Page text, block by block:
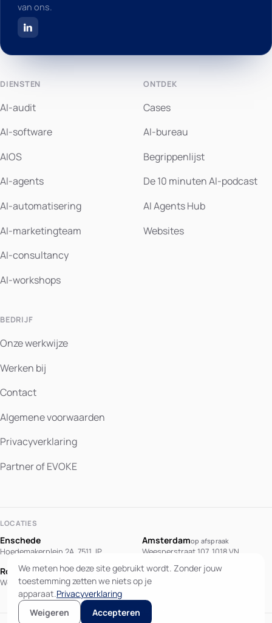
van ons.
DIENSTEN
AI-audit
AI-software
AIOS
AI-agents
AI-automatisering
AI-marketingteam
AI-consultancy
AI-workshops
ONTDEK
Cases
AI-bureau
Begrippenlijst
De 10 minuten AI-podcast
AI Agents Hub
Websites
BEDRIJF
Onze werkwijze
Werken bij
Contact
Algemene voorwaarden
Privacyverklaring
Partner of EVOKE
LOCATIES
Enschede
Hoedemakerplein 2A, 7511 JP
Amsterdamop afspraak
Weesperstraat 107, 1018 VN
Rotterdam
Westblaak 90, 3012 KM
Berlijnop afspraak
Potsdamer Platz 10, 10785 Berlin
This page is also
available in English.
View in English
We meten hoe deze site gebruikt wordt. Zonder jouw
toestemming zetten we niets op je
apparaat.Privacyverklaring
Weigeren
Accepteren